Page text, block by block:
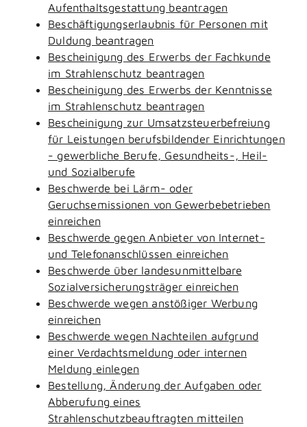
Aufenthaltsgestattung beantragen
Beschäftigungserlaubnis für Personen mit
Duldung beantragen
Bescheinigung des Erwerbs der Fachkunde
im Strahlenschutz beantragen
Bescheinigung des Erwerbs der Kenntnisse
im Strahlenschutz beantragen
Bescheinigung zur Umsatzsteuerbefreiung
für Leistungen berufsbildender Einrichtungen
- gewerbliche Berufe, Gesundheits-, Heil-
und Sozialberufe
Beschwerde bei Lärm- oder
Geruchsemissionen von Gewerbebetrieben
einreichen
Beschwerde gegen Anbieter von Internet-
und Telefonanschlüssen einreichen
Beschwerde über landesunmittelbare
Sozialversicherungsträger einreichen
Beschwerde wegen anstößiger Werbung
einreichen
Beschwerde wegen Nachteilen aufgrund
einer Verdachtsmeldung oder internen
Meldung einlegen
Bestellung, Änderung der Aufgaben oder
Abberufung eines
Strahlenschutzbeauftragten mitteilen